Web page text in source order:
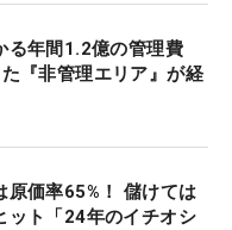
る年間1.2億の管理費
『非管理エリア』が経
原価率65%！ 儲けては
ット「24年のイチオシ